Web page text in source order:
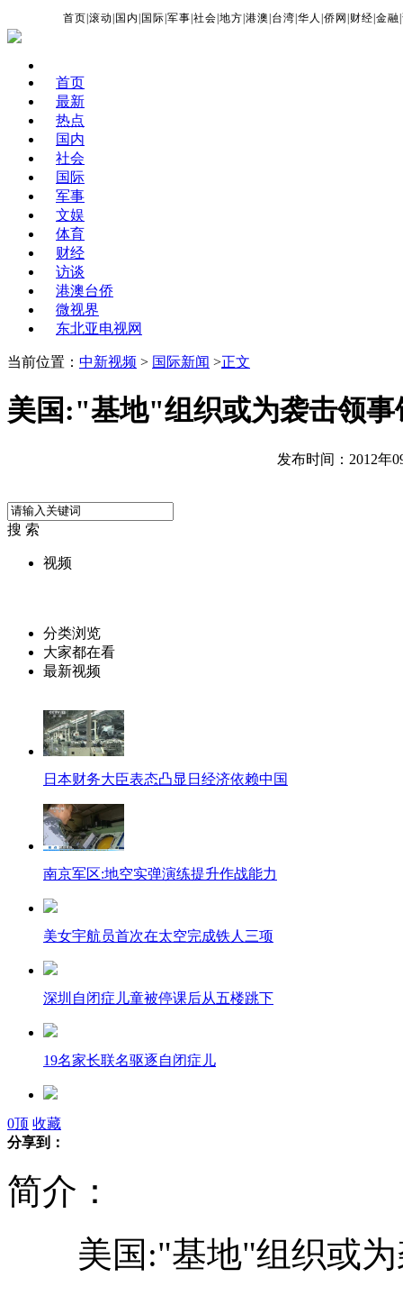
首页 |滚动 国内 国际 |军事 |社会 |地方 |港澳 台湾 |华人 |侨网 财经 |金融 |
首页
最新
热点
国内
社会
国际
军事
文娱
体育
财经
访谈
港澳台侨
微视界
东北亚电视网
当前位置： 中新视频 > 国际新闻 >正文
美国:"基地"组织或为袭击领事
发布时间：2012年
搜 索
视频
分类浏览
大家都在看
最新视频
日本财务大臣表态凸显日经济依赖中国
南京军区:地空实弹演练提升作战能力
美女宇航员首次在太空完成铁人三项
深圳自闭症儿童被停课后从五楼跳下
19名家长联名驱逐自闭症儿
英国工程师为西安流浪汉送包子
0顶 收藏
分享到：
简介：
美国:"基地"组织或为